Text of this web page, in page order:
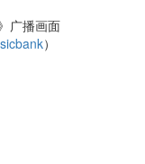
广播画面
）